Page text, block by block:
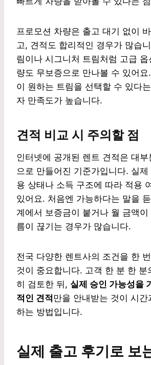
프로모션 차량은 출고 대기 없이
고, 견적도 합리적인 경우가 많습
림이나 시그니처 트림처럼 고급
량도 무보증으로 만나볼 수 있어
이 원하는 트림을 선택할 수 있다
자 만족도가 높습니다.
견적 비교 시 주의할 점
인터넷에 공개된 렌트 견적은 대
으로 만들어진 기준가입니다. 실
용 상태나 소득 구조에 따라 적용
있어요. 처음엔 가능하다는 말을
계에서 보증금이 붙거나 월 금액이
름이 끊기는 경우가 많습니다.
전국 다양한 렌트사의 조건을 한
것이 중요합니다. 고객 한 분 한 분
히 검토한 뒤, 실제 승인 가능성을
적인 견적만을 안내받는 것이 시
하는 방법입니다.
실제 출고 후기로 보